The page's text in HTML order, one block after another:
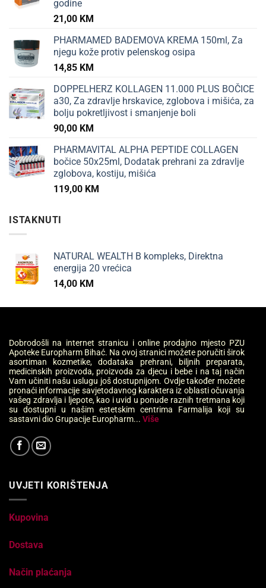
godine
21,00 KM
PHARMAMED BADEMOVA KREMA 150ml, Za
njegu kože protiv pelenskog osipa
14,85 KM
DOPPELHERZ KOLLAGEN 11.000 PLUS BOČICE
a30, Za zdravlje hrskavice, zglobova i mišića, za
bolju pokretljivost i smanjenje boli
90,00 KM
PHARMAVITAL ALPHA PEPTIDE COLLAGEN
bočice 50x25ml, Dodatak prehrani za zdravlje
zglobova, kostiju, mišića
119,00 KM
ISTAKNUTI
NATURAL WEALTH B kompleks, Direktna
energija 20 vrećica
14,00 KM
Dobrodošli na internet stranicu i online prodajno mjesto PZU
Apoteke Europharm Bihać. Na ovoj stranici možete poručiti širok
asortiman kozmetike, dodataka prehrani, biljnih preparata,
medicinskih proizvoda, proizvoda za djecu i bebe i na taj način
Vam učiniti našu uslugu još dostupnijom. Ovdje također možete
pronaći informacije savjetodavnog karaktera iz oblasti očuvanja
vašeg zdravlja i ljepote, kao i uvid u ponude raznih tretmana koji
su dostupni u našim estetskim centrima Farmalija koji su
sastavni dio Grupacije Europharm... Više
UVJETI KORIŠTENJA
Kupovina
Dostava
Način plaćanja